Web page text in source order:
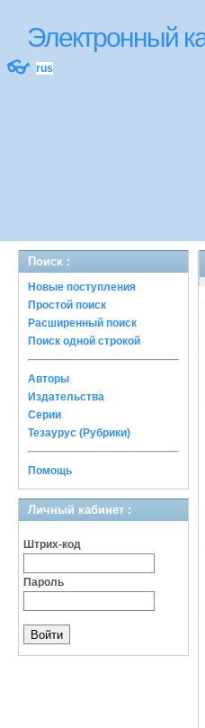
Электронный
👓 rus
Поиск :
Новые поступления
Простой поиск
Расширенный поиск
Поиск одной строкой
Авторы
Издательства
Серии
Тезаурус (Рубрики)
Помощь
Личный кабинет :
Штрих-код
Пароль